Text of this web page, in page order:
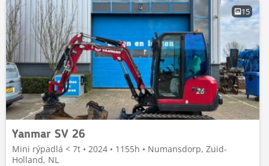
15
Yanmar SV 26
Mini rýpadlá < 7t • 2024 • 1155h • Numansdorp, Zuid-
Holland, NL